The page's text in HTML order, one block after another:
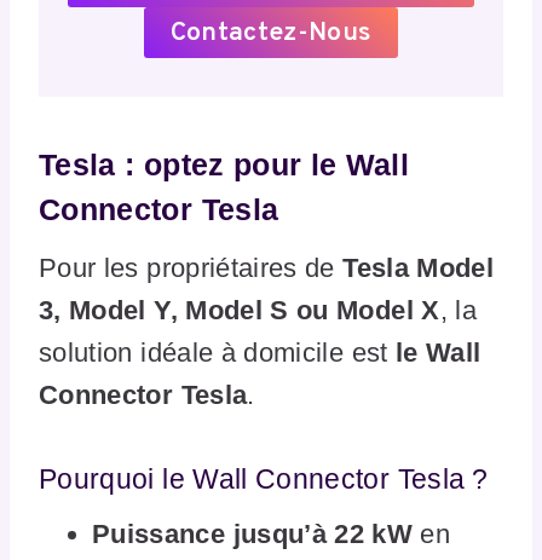
Contactez-Nous
Tesla : optez pour le Wall
Connector Tesla
Pour les propriétaires deTesla Model
3, Model Y, Model S ou Model X, la
solution idéale à domicile est le Wall
Connector Tesla.
Pourquoi le Wall Connector Tesla ?
Puissance jusqu’à 22 kW en